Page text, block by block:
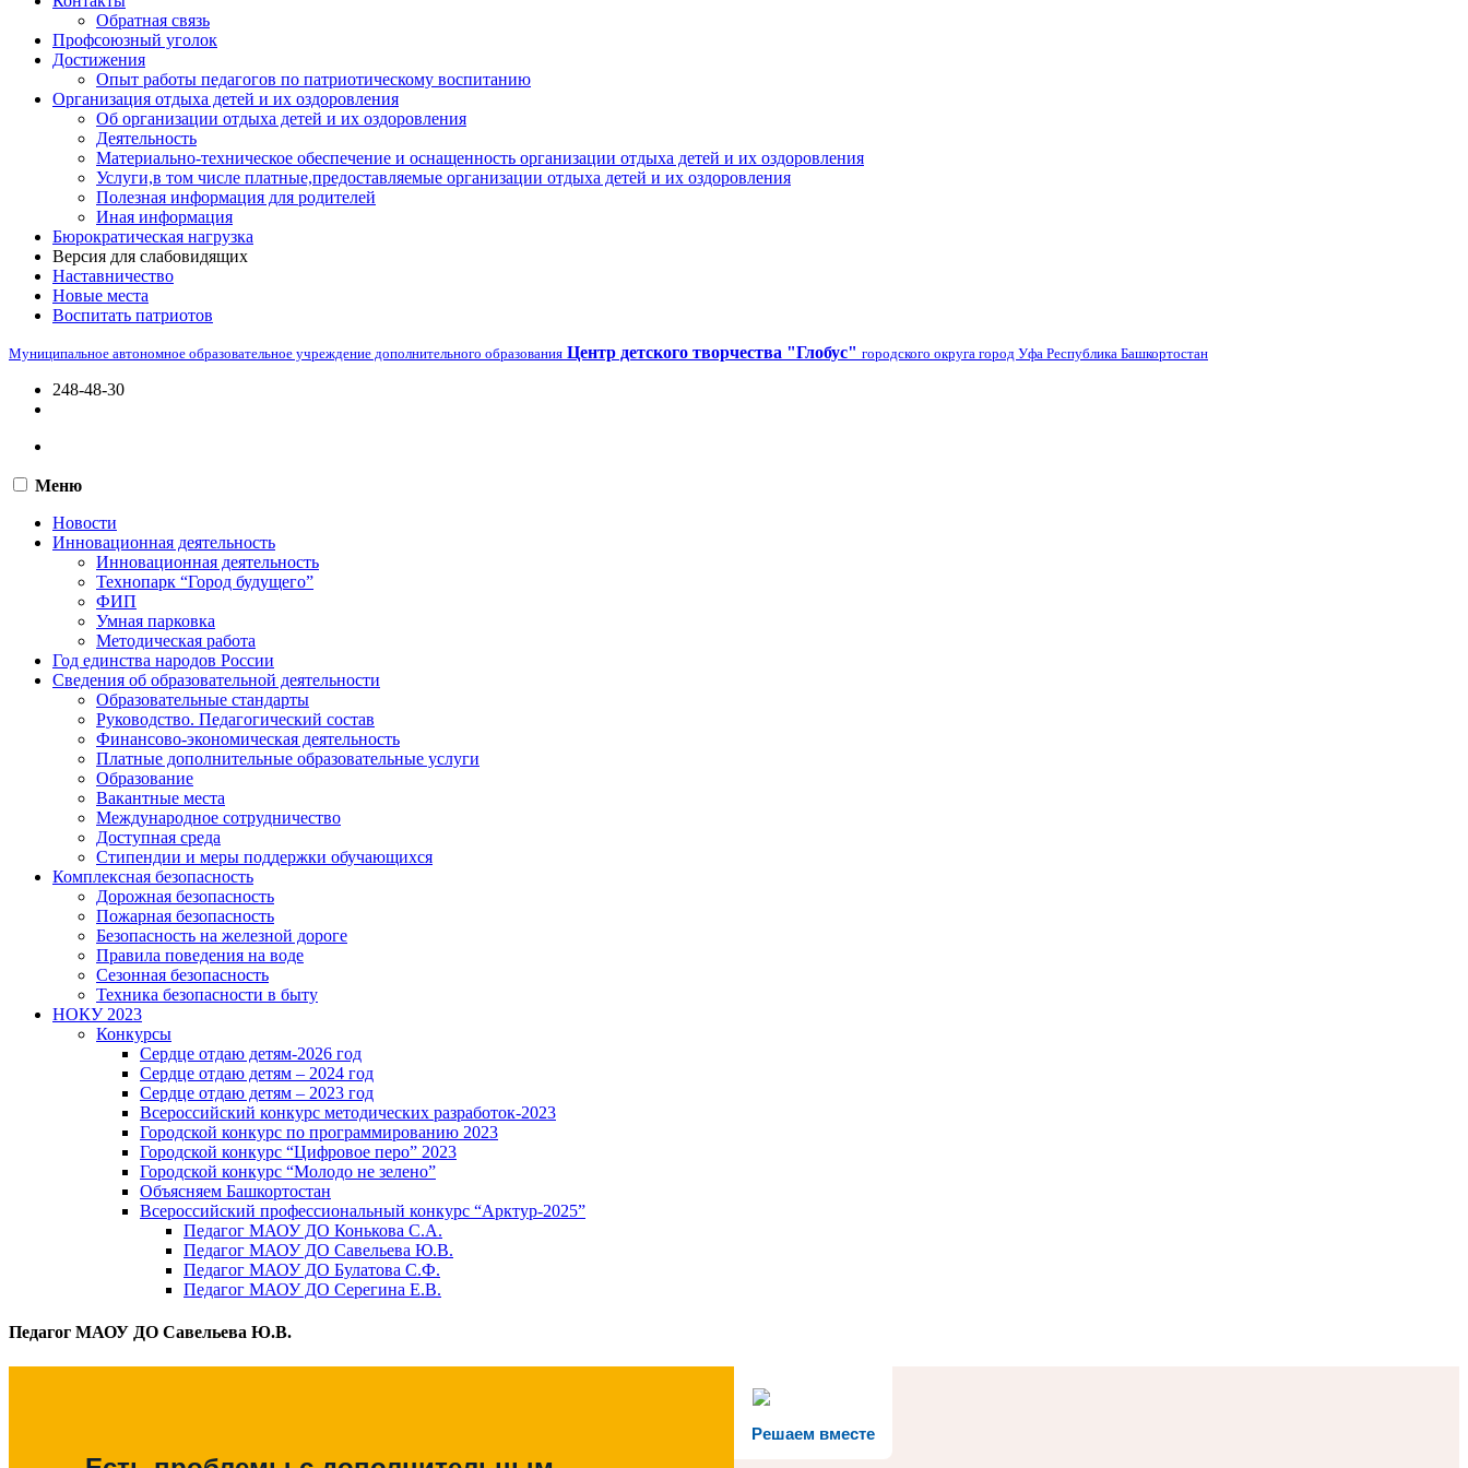
Обратная связь
Профсоюзный уголок
Достижения
Опыт работы педагогов по патриотическому воспитанию
Организация отдыха детей и их оздоровления
Об организации отдыха детей и их оздоровления
Деятельность
Материально-техническое обеспечение и оснащенность организации отдыха детей и их оздоровления
Услуги,в том числе платные,предоставляемые организации отдыха детей и их оздоровления
Полезная информация для родителей
Иная информация
Бюрократическая нагрузка
Версия для слабовидящих
Наставничество
Новые места
Воспитать патриотов
Муниципальное автономное образовательное учреждение дополнительного образования Центр детского творчества "Глобус" городского округа город Уфа Республика Башкортостан
248-48-30
Меню
Новости
Инновационная деятельность
Инновационная деятельность
Технопарк “Город будущего”
ФИП
Умная парковка
Методическая работа
Год единства народов России
Сведения об образовательной деятельности
Образовательные стандарты
Руководство. Педагогический состав
Финансово-экономическая деятельность
Платные дополнительные образовательные услуги
Образование
Вакантные места
Международное сотрудничество
Доступная среда
Стипендии и меры поддержки обучающихся
Комплексная безопасность
Дорожная безопасность
Пожарная безопасность
Безопасность на железной дороге
Правила поведения на воде
Сезонная безопасность
Техника безопасности в быту
НОКУ 2023
Конкурсы
Сердце отдаю детям-2026 год
Сердце отдаю детям – 2024 год
Сердце отдаю детям – 2023 год
Всероссийский конкурс методических разработок-2023
Городской конкурс по программированию 2023
Городской конкурс “Цифровое перо” 2023
Городской конкурс “Молодо не зелено”
Объясняем Башкортостан
Всероссийский профессиональный конкурс “Арктур-2025”
Педагог МАОУ ДО Конькова С.А.
Педагог МАОУ ДО Савельева Ю.В.
Педагог МАОУ ДО Булатова С.Ф.
Педагог МАОУ ДО Серегина Е.В.
Педагог МАОУ ДО Савельева Ю.В.
Решаем вместе